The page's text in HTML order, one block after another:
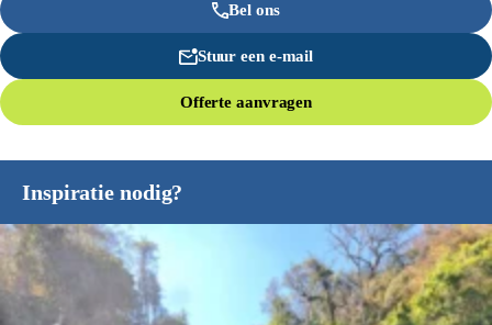
Bel ons
Stuur een e-mail
Offerte aanvragen
Inspiratie nodig?